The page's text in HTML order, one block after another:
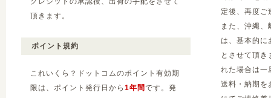
頂きます。
ポイント規約
これいくら？ドットコムのポイント有効期
限は、ポイント発行日から 1年間です。発
定後、再度ご
また、沖縄
は、基本的に
とさせて頂
れた場合は一
送料・納期を